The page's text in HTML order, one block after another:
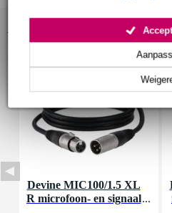
Devine MIC100/1.5 XL
R microfoon- en signaal